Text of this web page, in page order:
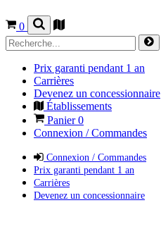
0
Prix garanti pendant 1 an
Carrières
Devenez un concessionnaire
Établissements
Panier0
Connexion / Commandes
Connexion / Commandes
Prix garanti pendant 1 an
Carrières
Devenez un concessionnaire